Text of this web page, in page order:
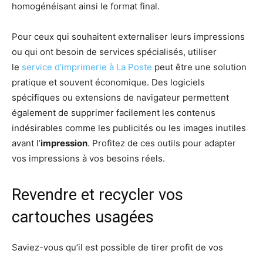
homogénéisant ainsi le format final.
Pour ceux qui souhaitent externaliser leurs impressions
ou qui ont besoin de services spécialisés, utiliser
le service d’imprimerie à La Poste peut être une solution
pratique et souvent économique. Des logiciels
spécifiques ou extensions de navigateur permettent
également de supprimer facilement les contenus
indésirables comme les publicités ou les images inutiles
avant l’impression. Profitez de ces outils pour adapter
vos impressions à vos besoins réels.
Revendre et recycler vos
cartouches usagées
Saviez-vous qu’il est possible de tirer profit de vos